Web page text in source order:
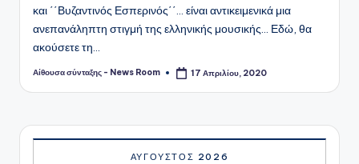
και ΄΄Βυζαντινός Εσπερινός΄΄... είναι αντικειμενικά μια
ανεπανάληπτη στιγμή της ελληνικής μουσικής... Εδώ, θα
ακούσετε τη…
Συγγραφέας:
Αίθουσα σύνταξης - News Room 17 Απριλίου, 2020
ΑΎΓΟΥΣΤΟΣ 2026